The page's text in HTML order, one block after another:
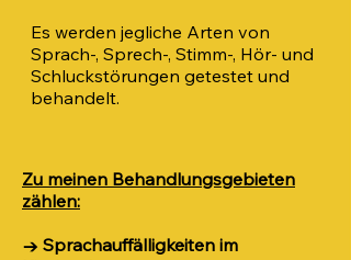
Es werden jegliche Arten von
Sprach-, Sprech-, Stimm-, Hör- und
Schluckstörungen getestet und
behandelt.
Zu meinen Behandlungsgebieten
zählen:
→ Sprachauffälligkeiten im